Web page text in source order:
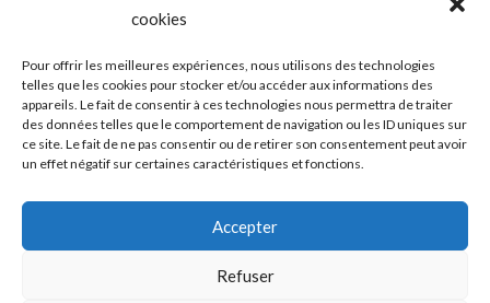
cookies
Pour offrir les meilleures expériences, nous utilisons des technologies
telles que les cookies pour stocker et/ou accéder aux informations des
appareils. Le fait de consentir à ces technologies nous permettra de traiter
des données telles que le comportement de navigation ou les ID uniques sur
ce site. Le fait de ne pas consentir ou de retirer son consentement peut avoir
un effet négatif sur certaines caractéristiques et fonctions.
Accepter
Refuser